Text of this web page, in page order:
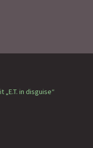
für
in disguise“